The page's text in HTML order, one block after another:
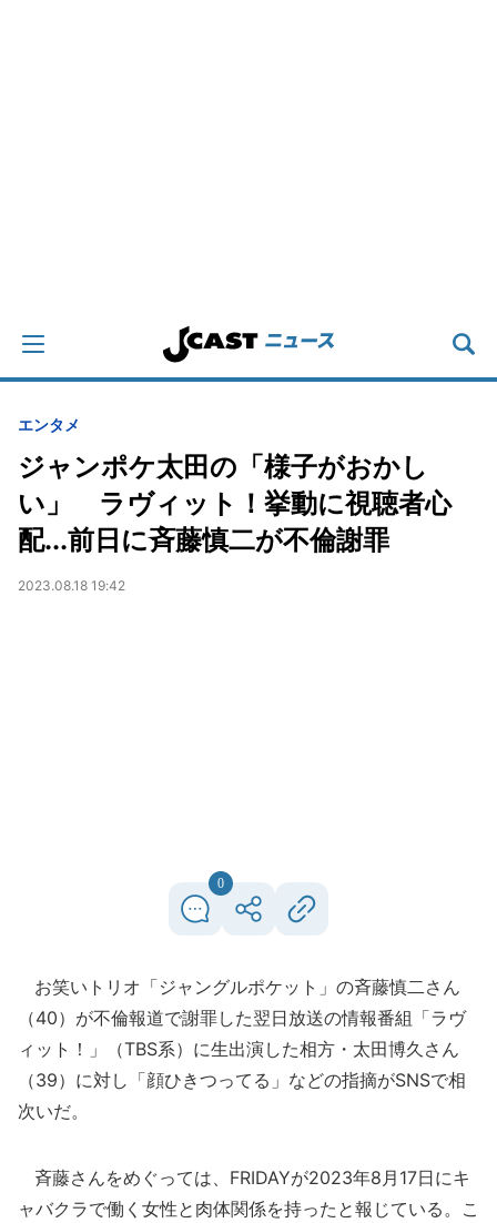
エンタメ
ジャンポケ太田の「様子がおかし
い」 ラヴィット！挙動に視聴者心
配...前日に斉藤慎二が不倫謝罪
2023.08.18 19:42
0
お笑いトリオ「ジャングルポケット」の斉藤慎二さん
（40）が不倫報道で謝罪した翌日放送の情報番組「ラヴ
ィット！」（TBS系）に生出演した相方・太田博久さん
（39）に対し「顔ひきつってる」などの指摘がSNSで相
次いだ。
斉藤さんをめぐっては、FRIDAYが2023年8月17日にキ
ャバクラで働く女性と肉体関係を持ったと報じている。こ